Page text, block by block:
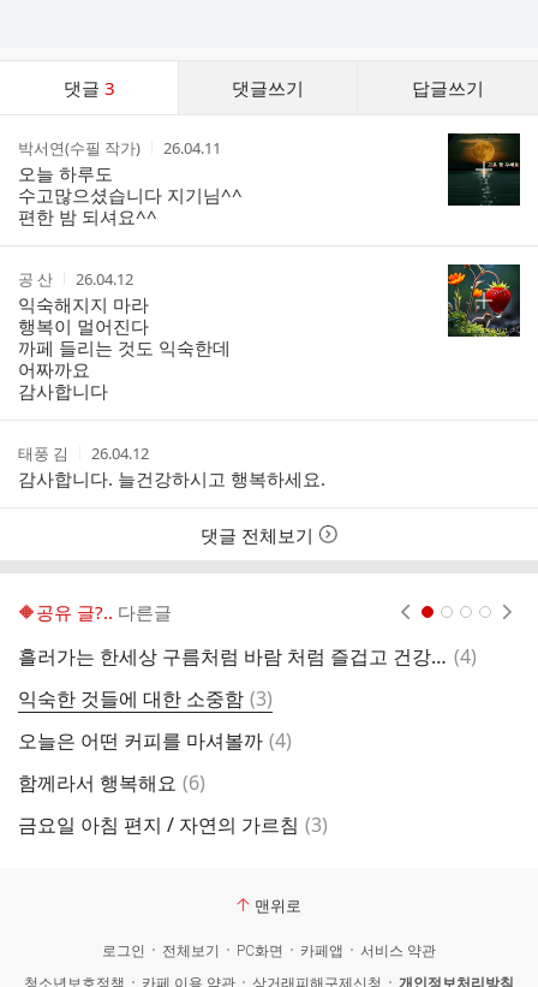
댓글 3 댓글쓰기 답글쓰기
작
성
자
박서연(수필 작가)
작
시
간
26.04.11
오늘 하루도
수고많으셨습니다 지기님^^
편한 밤 되셔요^^
작
성
자
공 산
작
성
시
간
26.04.12
익숙해지지 마라
행복이 멀어진다
까페 들리는 것도 익숙한데
어짜까요
감사합니다
작
성
자
태풍 김
작
성
시
간
26.04.12
감사합니다. 늘건강하시고 행복하세요.
댓글 전체보기
🔶️공유 글?.. 다른글
흘러가는 한세상 구름처럼 바람 처럼 즐겁고 건강하게 살다 가자 댓
(4)
익숙한 것들에 대한 소중함 댓
글
(3)
오늘은 어떤 커피를 마셔볼까 댓
(4)
함께라서 행복해요 댓
(6)
금요일 아침 편지 / 자연의 가르침 댓
(3)
맨위로
로그인 전체보기 PC화면 카페앱
서비스 약관
청소년보호정책
카페 이용 약관 상거래피해구제신청 개인정보처리방침